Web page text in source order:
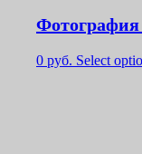
Фотография
0 руб. Select